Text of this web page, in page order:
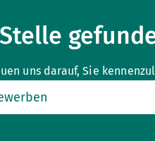
uns darauf, Sie